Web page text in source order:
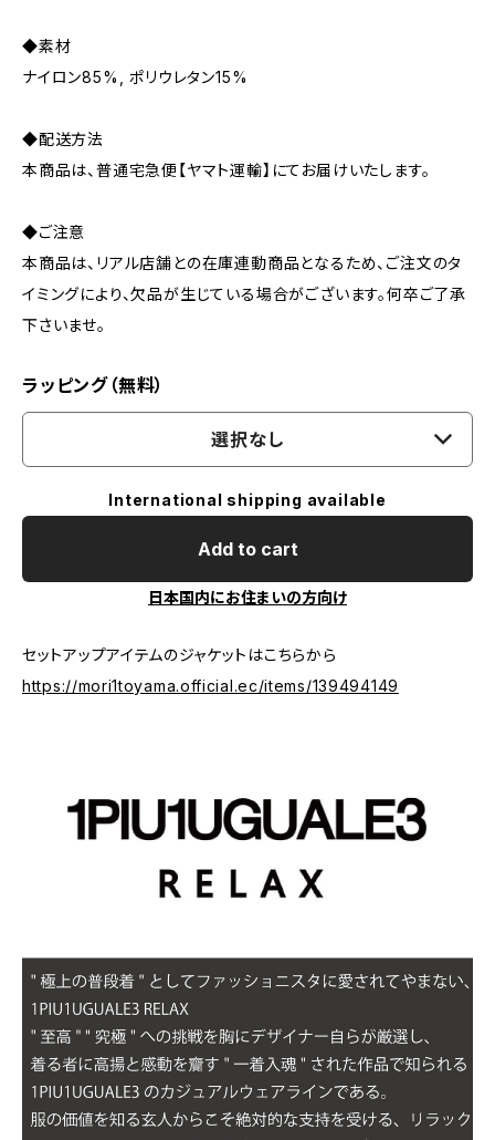
◆素材
ナイロン85%, ポリウレタン15%
◆配送方法
本商品は、普通宅急便【ヤマト運輸】にてお届けいたします。
◆ご注意
本商品は、リアル店舗との在庫連動商品となるため、ご注文のタ
イミングにより、欠品が生じている場合がございます。何卒ご了承
下さいませ。
ラッピング（無料）
選択なし
International shipping available
Add to cart
日本国内にお住まいの方向け
セットアップアイテムのジャケットはこちらから
https://mori1toyama.official.ec/items/139494149